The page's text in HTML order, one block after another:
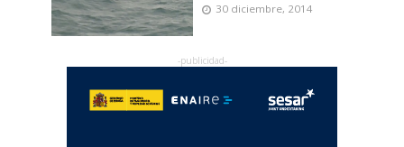
30 diciembre, 2014